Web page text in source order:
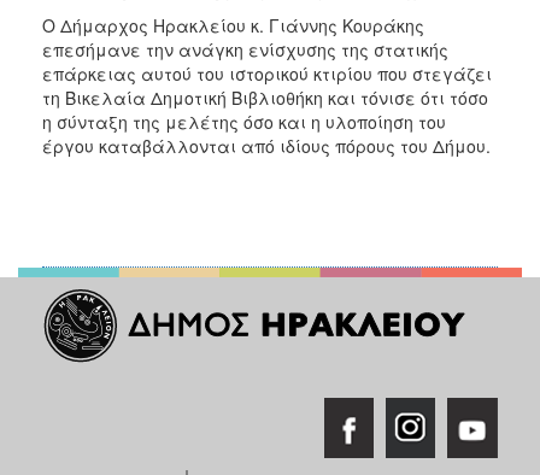
Ο Δήμαρχος Ηρακλείου κ. Γιάννης Κουράκης
επεσήμανε την ανάγκη ενίσχυσης της στατικής
επάρκειας αυτού του ιστορικού κτιρίου που στεγάζει
τη Βικελαία Δημοτική Βιβλιοθήκη και τόνισε ότι τόσο
η σύνταξη της μελέτης όσο και η υλοποίηση του
έργου καταβάλλονται από ιδίους πόρους του Δήμου.